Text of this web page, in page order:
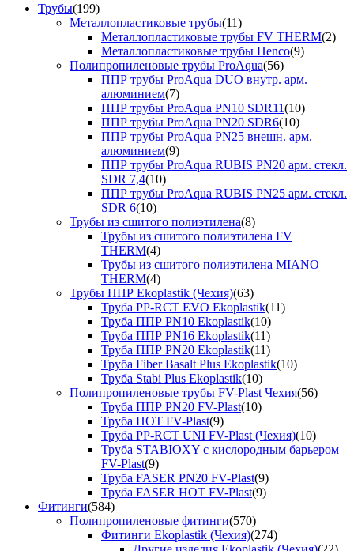
Трубы(199)
Металлопластиковые трубы(11)
Металлопластиковые трубы FV THERM(2)
Металлопластиковые трубы Henco(9)
Полипропиленовые трубы ProAqua(56)
ППР трубы ProAqua DUO внутр. арм.
алюминием(7)
ППР трубы ProAqua PN10 SDR11(10)
ППР трубы ProAqua PN20 SDR6(10)
ППР трубы ProAqua PN25 внешн. арм.
алюминием(9)
ППР трубы ProAqua RUBIS PN20 арм. стекл.
SDR 7,4(10)
ППР трубы ProAqua RUBIS PN25 арм. стекл.
SDR 6(10)
Трубы из сшитого полиэтилена(8)
Трубы из сшитого полиэтилена FV
THERM(4)
Трубы из сшитого полиэтилена MIANO
THERM(4)
Трубы ППР Ekoplastik (Чехия)(63)
Труба PP-RCT EVO Ekoplastik(11)
Труба ППР PN10 Ekoplastik(10)
Труба ППР PN16 Ekoplastik(11)
Труба ППР PN20 Ekoplastik(11)
Труба Fiber Basalt Plus Ekoplastik(10)
Труба Stabi Plus Ekoplastik(10)
Полипропиленовые трубы FV-Plast Чехия(56)
Труба ППР PN20 FV-Plast(10)
Труба HOT FV-Plast(9)
Труба PP-RCT UNI FV-Plast (Чехия)(10)
Труба STABIOXY с кислородным барьером
FV-Plast(9)
Труба FASER PN20 FV-Plast(9)
Труба FASER HOT FV-Plast(9)
Фитинги(584)
Полипропиленовые фитинги(570)
Фитинги Ekoplastik (Чехия)(274)